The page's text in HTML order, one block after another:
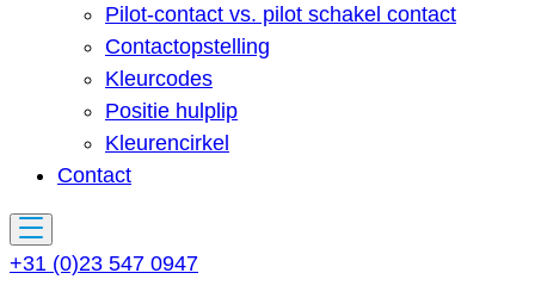
Pilot-contact vs. pilot schakel contact
Contactopstelling
Kleurcodes
Positie hulplip
Kleurencirkel
Contact
+31 (0)23 547 0947